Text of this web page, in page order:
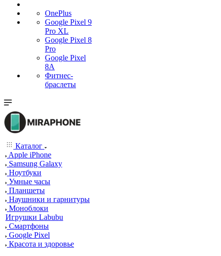
OnePlus
Google Pixel 9
Pro XL
Google Pixel 8
Pro
Google Pixel
8A
Фитнес-
браслеты
Каталог
Apple iPhone
Samsung Galaxy
Ноутбуки
Умные часы
Планшеты
Наушники и гарнитуры
Моноблоки
Игрушки Labubu
Смартфоны
Google Pixel
Красота и здоровье